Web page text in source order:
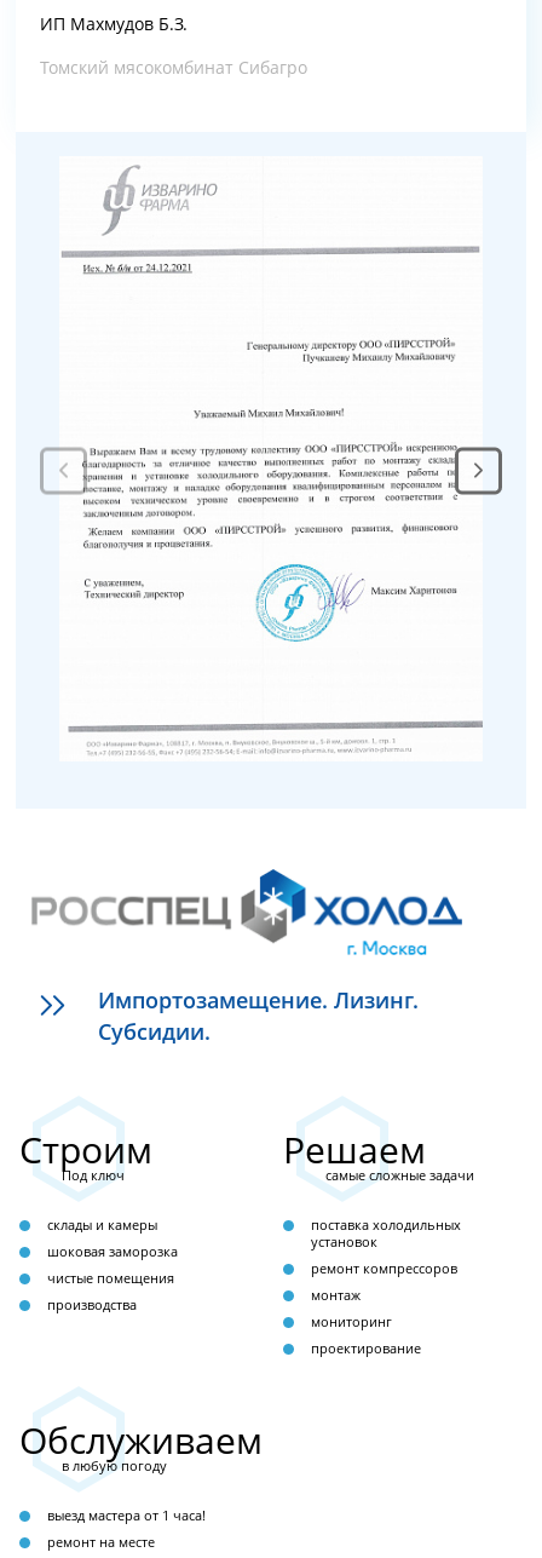
ИП Махмудов Б.З.
Томский мясокомбинат Сибагро
Импортозамещение. Лизинг.
Субсидии.
Строим
Под ключ
склады и камеры
шоковая заморозка
чистые помещения
производства
Решаем
самые сложные задачи
поставка холодильных
установок
ремонт компрессоров
монтаж
мониторинг
проектирование
Обслуживаем
в любую погоду
выезд мастера от 1 часа!
ремонт на месте